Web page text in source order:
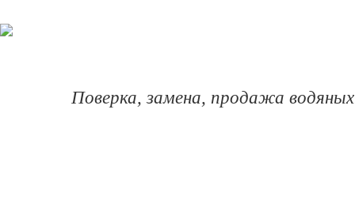
Поверка, замена, продажа